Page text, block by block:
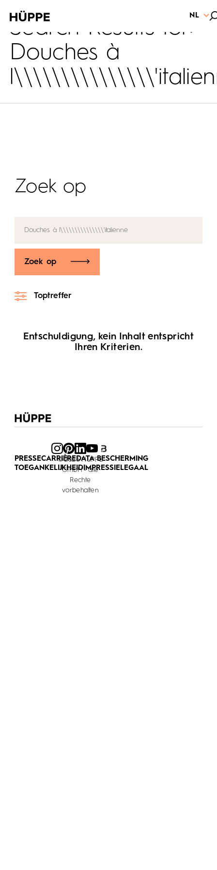
NL
Search Results for:
Douches à
Zoek op
Zoek op
Toptreffer
Entschuldigung, kein Inhalt entspricht
Ihren Kriterien.
PRESSECARRIÈREDATA BESCHERMING
TOEGANKELIJKHEIDIMPRESSIELEGAAL
© 2026 HÜPPE
GmbH - alle
Rechte
vorbehalten